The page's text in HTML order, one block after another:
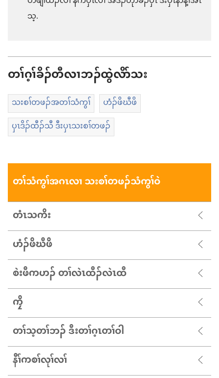
သ့.
တၢ်ဂ့ၢ်ခိၣ်တီလၢဘၣ်ထွဲလိာ်သး
သးစၢ်တဖၣ်အတၢ်သံကွၢ်
ဟံၣ်ဖိဃီဖိ
ပှၤဒိၣ်ထီၣ်သီ ဒီးပှၤသးစၢ်တဖၣ်
တၢ်သံကွၢ်အဂၤလၢ သးစၢ်တဖၣ်သံကွၢ်ဝဲ
တံၤ​သ​ကိး
ဟံၣ်​ဖိ​ဃီ​ဖိ
စဲးဖီကဟၣ် တၢ်လဲၤထီၣ်လဲၤထီ
ကၠိ
တၢ်သ့တၢ်ဘၣ် ဒီးတၢ်ဂ့ၤတၢ်ဝါ
နီၢ်ကစၢ်လုၢ်လၢ်